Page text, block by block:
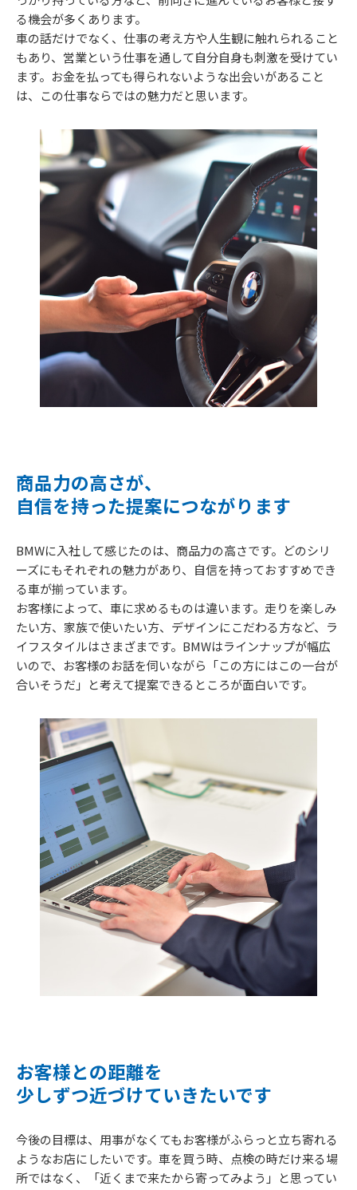
る機会が多くあります。
車の話だけでなく、仕事の考え方や人生観に触れられること
もあり、営業という仕事を通して自分自身も刺激を受けてい
ます。お金を払っても得られないような出会いがあること
は、この仕事ならではの魅力だと思います。
商品力の高さが、
自信を持った提案につながります
BMWに入社して感じたのは、商品力の高さです。どのシリ
ーズにもそれぞれの魅力があり、自信を持っておすすめでき
る車が揃っています。
お客様によって、車に求めるものは違います。走りを楽しみ
たい方、家族で使いたい方、デザインにこだわる方など、ラ
イフスタイルはさまざまです。BMWはラインナップが幅広
いので、お客様のお話を伺いながら「この方にはこの一台が
合いそうだ」と考えて提案できるところが面白いです。
お客様との距離を
少しずつ近づけていきたいです
今後の目標は、用事がなくてもお客様がふらっと立ち寄れる
ようなお店にしたいです。車を買う時、点検の時だけ来る場
所ではなく、「近くまで来たから寄ってみよう」と思ってい